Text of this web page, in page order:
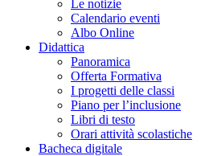
Le notizie
Calendario eventi
Albo Online
Didattica
Panoramica
Offerta Formativa
I progetti delle classi
Piano per l’inclusione
Libri di testo
Orari attività scolastiche
Bacheca digitale